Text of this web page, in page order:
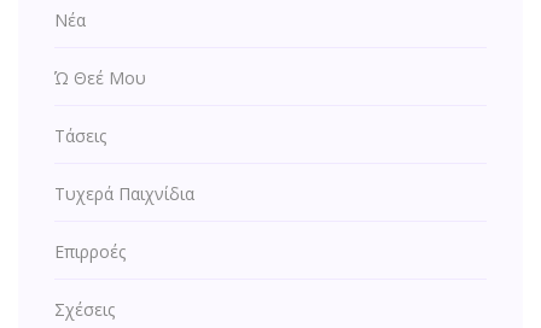
Νέα
Ώ Θεέ Μου
Τάσεις
Τυχερά Παιχνίδια
Επιρροές
Σχέσεις